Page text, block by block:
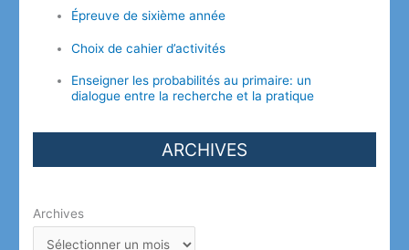
Épreuve de sixième année
Choix de cahier d’activités
Enseigner les probabilités au primaire: un
dialogue entre la recherche et la pratique
ARCHIVES
Archives